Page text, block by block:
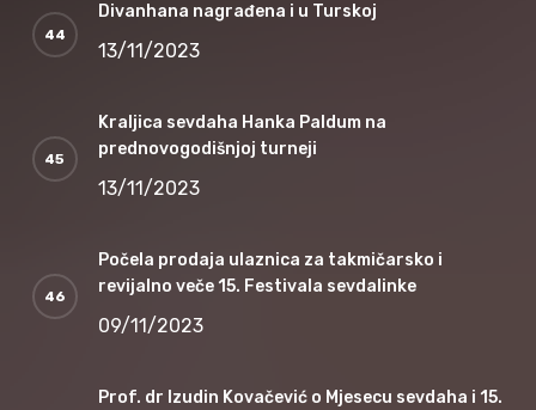
Divanhana nagrađena i u Turskoj
13/11/2023
Kraljica sevdaha Hanka Paldum na
prednovogodišnjoj turneji
13/11/2023
Počela prodaja ulaznica za takmičarsko i
revijalno veče 15. Festivala sevdalinke
09/11/2023
Prof. dr Izudin Kovačević o Mjesecu sevdaha i 15.